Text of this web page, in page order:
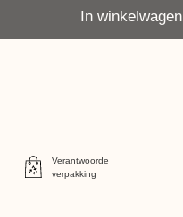
In winkelwagen
Verantwoorde
verpakking